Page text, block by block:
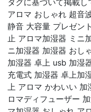
タグに基づいて掲載
アロマ おしゃれ 超音
静音 大容量 プレゼン
止 アロマ加湿器 ミニ
ニ加湿器 加湿器 おし
加湿器 卓上 usb 加湿
充電式 加湿器 卓上加
上 アロマ かわいい 加
ロマディフューザー